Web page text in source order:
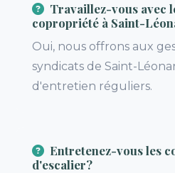
Travaillez-vous avec
copropriété à Saint-
Oui, nous offrons aux
syndicats de Saint-
d'entretien réguliers.
Entretenez-vous les
d'escalier?